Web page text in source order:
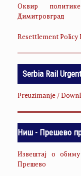
Оквир
Димитровград
Resettlement Policy
Serbia Rail
Preuzimanje /
Ниш - Прешево
Извештај о
Прешево